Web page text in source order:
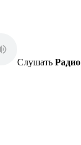
Слушать Радио